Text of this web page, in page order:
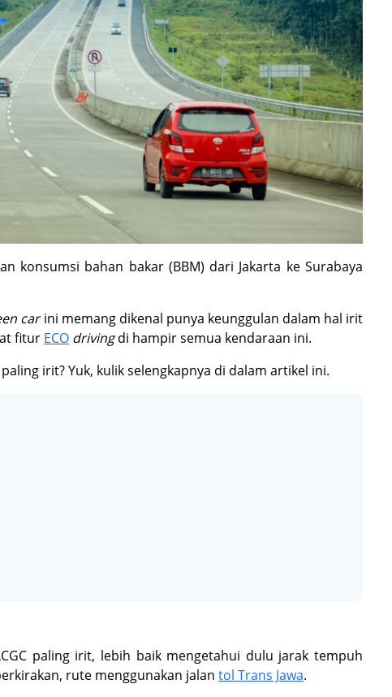
konsumsi bahan bakar (BBM) dari Jakarta ke Surabaya
carini memang dikenal punya keunggulan dalam hal irit
fitur ECO drivingdi hampir semua kendaraan ini.
irit? Yuk, kulik selengkapnya di dalam artikel ini.
paling irit, lebih baik mengetahui dulu jarak tempuh
rute menggunakan jalan tol Trans Jawa.